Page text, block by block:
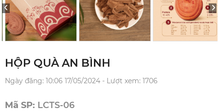
HỘP QUÀ AN BÌNH
Ngày đăng: 10:06 17/05/2024 - Lượt xem: 1706
Mã SP: LCTS-06